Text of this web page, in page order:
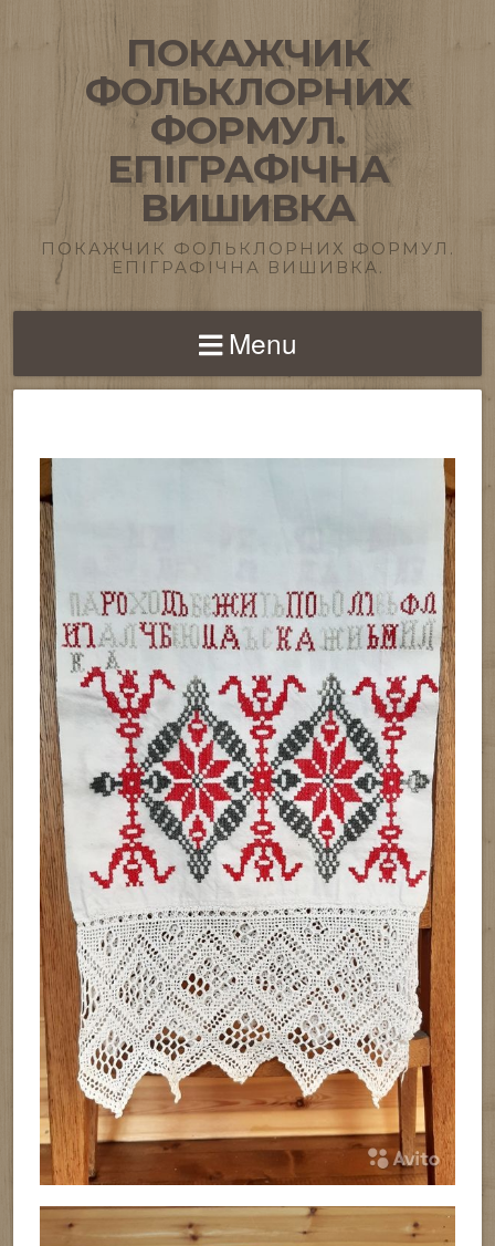
ПОКАЖЧИК
ФОЛЬКЛОРНИХ
ФОРМУЛ.
ЕПІГРАФІЧНА
ВИШИВКА
ПОКАЖЧИК ФОЛЬКЛОРНИХ ФОРМУЛ.
ЕПІГРАФІЧНА ВИШИВКА.
Menu